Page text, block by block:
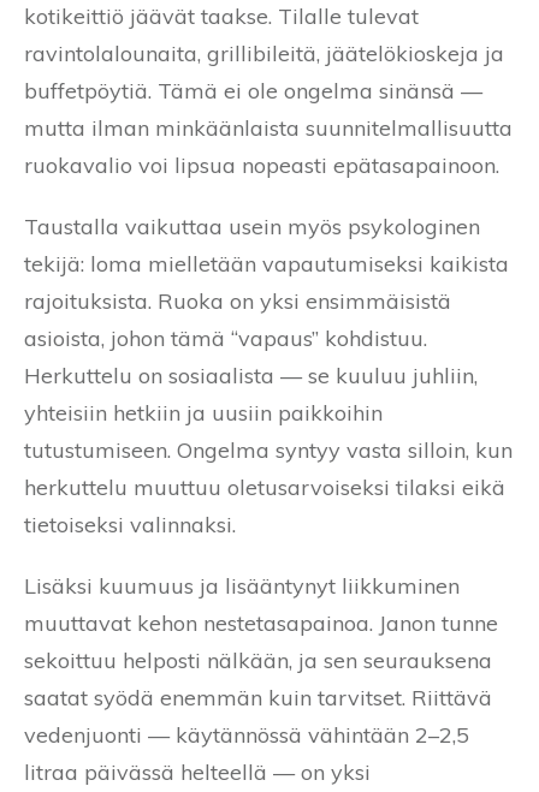
kotikeittiö jäävät taakse. Tilalle tulevat
ravintolalounaita, grillibileitä, jäätelökioskeja ja
buffetpöytiä. Tämä ei ole ongelma sinänsä —
mutta ilman minkäänlaista suunnitelmallisuutta
ruokavalio voi lipsua nopeasti epätasapainoon.
Taustalla vaikuttaa usein myös psykologinen
tekijä: loma mielletään vapautumiseksi kaikista
rajoituksista. Ruoka on yksi ensimmäisistä
asioista, johon tämä “vapaus” kohdistuu.
Herkuttelu on sosiaalista — se kuuluu juhliin,
yhteisiin hetkiin ja uusiin paikkoihin
tutustumiseen. Ongelma syntyy vasta silloin, kun
herkuttelu muuttuu oletusarvoiseksi tilaksi eikä
tietoiseksi valinnaksi.
Lisäksi kuumuus ja lisääntynyt liikkuminen
muuttavat kehon nestetasapainoa. Janon tunne
sekoittuu helposti nälkään, ja sen seurauksena
saatat syödä enemmän kuin tarvitset. Riittävä
vedenjuonti — käytännössä vähintään 2–2,5
litraa päivässä helteellä — on yksi